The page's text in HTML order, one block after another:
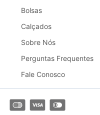
Bolsas
Calçados
Sobre Nós
Perguntas Frequentes
Fale Conosco